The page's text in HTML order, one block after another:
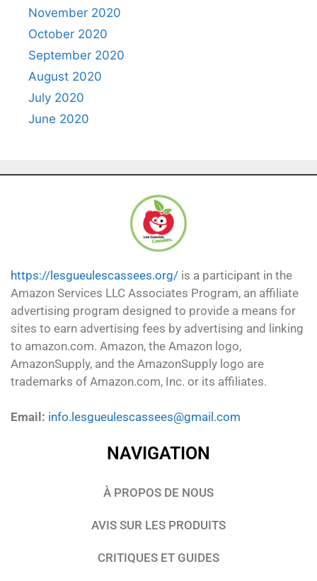
November 2020
October 2020
September 2020
August 2020
July 2020
June 2020
https://lesgueulescassees.org/ is a participant in the
Amazon Services LLC Associates Program, an affiliate
advertising program designed to provide a means for
sites to earn advertising fees by advertising and linking
to amazon.com. Amazon, the Amazon logo,
AmazonSupply, and the AmazonSupply logo are
trademarks of Amazon.com, Inc. or its affiliates.
Email: info.lesgueulescassees@gmail.com
NAVIGATION
À PROPOS DE NOUS
AVIS SUR LES PRODUITS
CRITIQUES ET GUIDES